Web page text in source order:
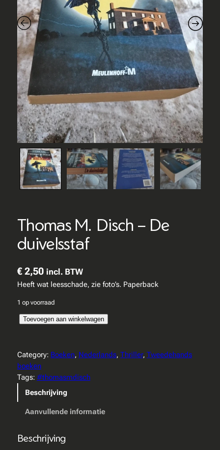
Thomas M. Disch – De
duivelsstaf
€2,50 incl. BTW
Heeft wat leesschade, zie foto’s. Paperback
1 op voorraad
m
a
s
c
Toevoegen aan winkelwagen
Category: Boeken, Nederlands, Thriller, Tweedehands
boeken
Tags: #thomasmdisch
Beschrijving
Aanvullende informatie
Beschrijving